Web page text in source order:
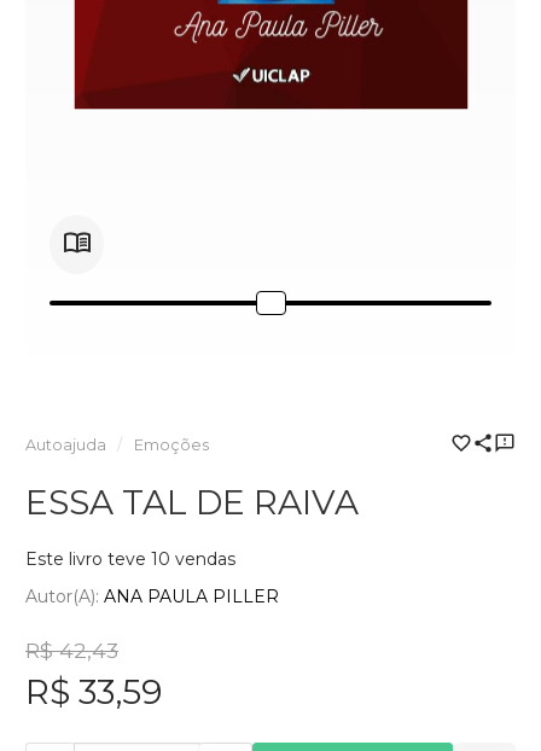
Autoajuda Emoções
ESSA TAL DE RAIVA
Este livro teve 10 vendas
Autor(a): ANA PAULA PILLER
R$ 42,43
R$ 33,59